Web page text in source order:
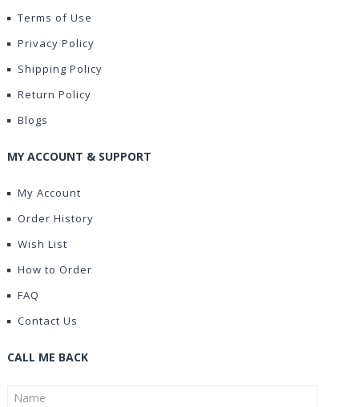
Terms of Use
Privacy Policy
Shipping Policy
Return Policy
Blogs
MY ACCOUNT & SUPPORT
My Account
Order History
Wish List
How to Order
FAQ
Contact Us
CALL ME BACK